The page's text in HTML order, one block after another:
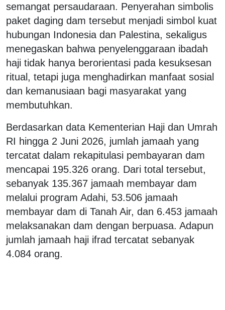
semangat persaudaraan. Penyerahan simbolis
paket daging dam tersebut menjadi simbol kuat
hubungan Indonesia dan Palestina, sekaligus
menegaskan bahwa penyelenggaraan ibadah
haji tidak hanya berorientasi pada kesuksesan
ritual, tetapi juga menghadirkan manfaat sosial
dan kemanusiaan bagi masyarakat yang
membutuhkan.
Berdasarkan data Kementerian Haji dan Umrah
RI hingga 2 Juni 2026, jumlah jamaah yang
tercatat dalam rekapitulasi pembayaran dam
mencapai 195.326 orang. Dari total tersebut,
sebanyak 135.367 jamaah membayar dam
melalui program Adahi, 53.506 jamaah
membayar dam di Tanah Air, dan 6.453 jamaah
melaksanakan dam dengan berpuasa. Adapun
jumlah jamaah haji ifrad tercatat sebanyak
4.084 orang.